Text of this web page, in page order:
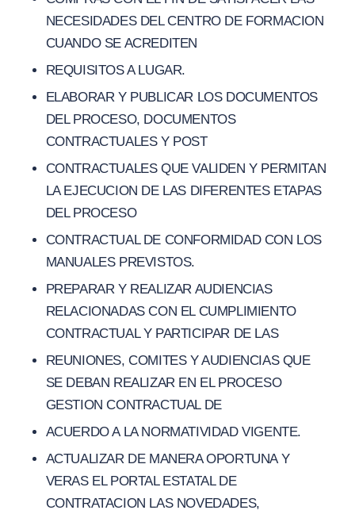
NECESIDADES DEL CENTRO DE FORMACION
CUANDO SE ACREDITEN
REQUISITOS A LUGAR.
ELABORAR Y PUBLICAR LOS DOCUMENTOS
DEL PROCESO, DOCUMENTOS
CONTRACTUALES Y POST
CONTRACTUALES QUE VALIDEN Y PERMITAN
LA EJECUCION DE LAS DIFERENTES ETAPAS
DEL PROCESO
CONTRACTUAL DE CONFORMIDAD CON LOS
MANUALES PREVISTOS.
PREPARAR Y REALIZAR AUDIENCIAS
RELACIONADAS CON EL CUMPLIMIENTO
CONTRACTUAL Y PARTICIPAR DE LAS
REUNIONES, COMITES Y AUDIENCIAS QUE
SE DEBAN REALIZAR EN EL PROCESO
GESTION CONTRACTUAL DE
ACUERDO A LA NORMATIVIDAD VIGENTE.
ACTUALIZAR DE MANERA OPORTUNA Y
VERAS EL PORTAL ESTATAL DE
CONTRATACION LAS NOVEDADES,